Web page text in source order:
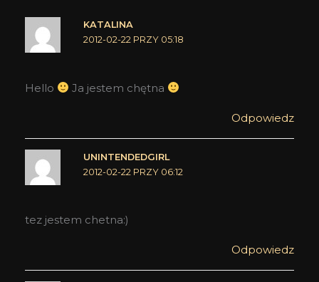
KATALINA
2012-02-22 PRZY 05:18
Hello Ja jestem chętna
Odpowiedz
UNINTENDEDGIRL
2012-02-22 PRZY 06:12
tez jestem chetna:)
Odpowiedz